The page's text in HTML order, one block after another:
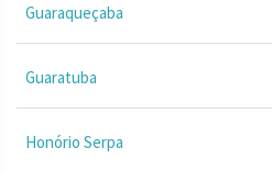
Guaraqueçaba
Guaratuba
Honório Serpa